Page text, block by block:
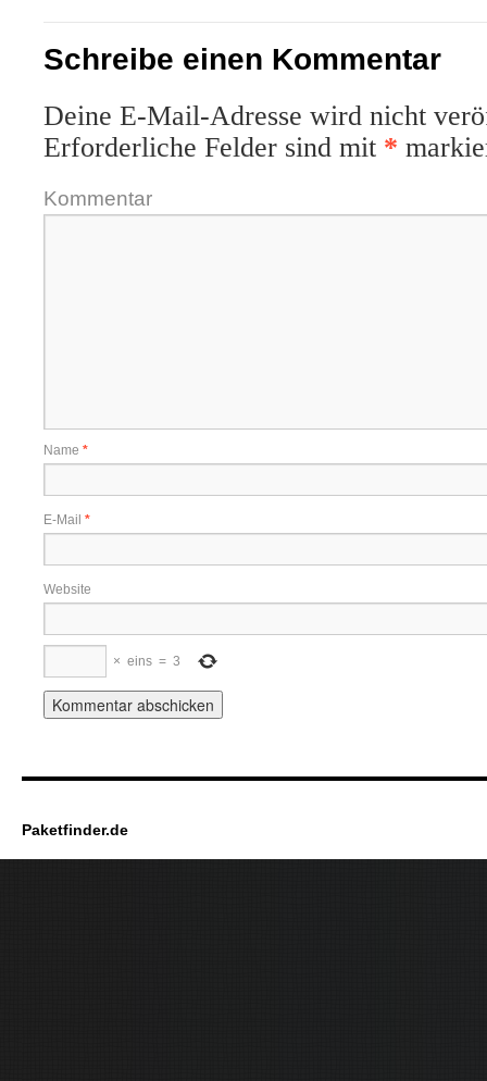
Schreibe einen Kommentar
Deine E-Mail-Adresse wird nicht
Erforderliche Felder sind mit *
Kommentar
Name *
E-Mail *
Website
× eins = 3
Paketfinder.de